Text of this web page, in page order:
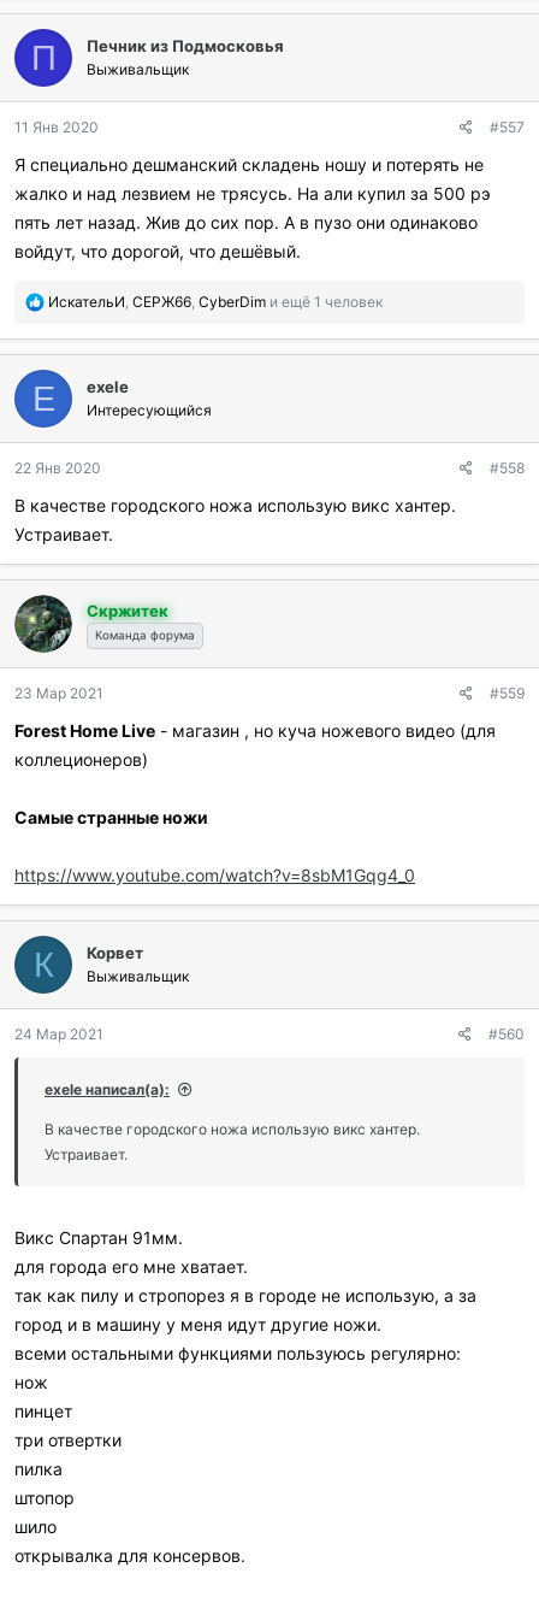
л
а
г
о
а
и
л
и
П Печник из Подмосковья
Выживальщик
11 Янв 2020 #557
Я специально дешманский складень ношу и потерять не
жалко и над лезвием не трясусь. На али купил за 500 рэ
пять лет назад. Жив до сих пор. А в пузо они одинаково
войдут, что дорогой, что дешёвый.
П
б
л
а
г
о
а
и
л
и
:
ИскательИ, СЕРЖ66, CyberDim и ещё 1 человек
E exele
Интересующийся
22 Янв 2020 #558
В качестве городского ножа использую викс хантер.
Устраивает.
Скржитек
Команда форума
23 Мар 2021 #559
Forest Home Live - магазин , но куча ножевого видео (для
коллеционеров)
Самые странные ножи
https://www.youtube.com/watch?v=8sbM1Gqg4_0
К Корвет
Выживальщик
24 Мар 2021 #560
exele написал(а):
В качестве городского ножа использую викс хантер.
Устраивает.
Викс Спартан 91мм.
для города его мне хватает.
так как пилу и стропорез я в городе не использую, а за
город и в машину у меня идут другие ножи.
всеми остальными функциями пользуюсь регулярно:
нож
пинцет
три отвертки
пилка
штопор
шило
открывалка для консервов.